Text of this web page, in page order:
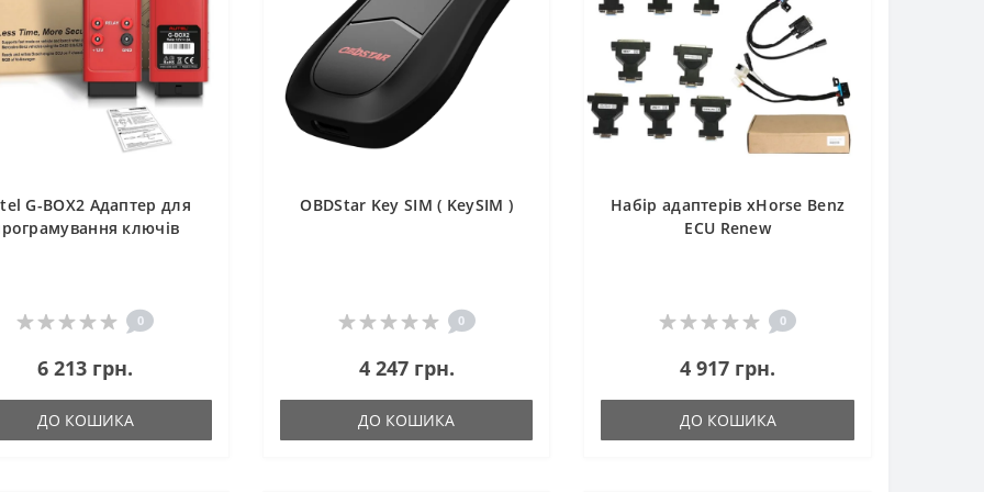
G-BOX2 Адаптер для
ключів
0
6 213 грн.
ДО КОШИКА
OBDStar Key SIM ( KeySIM )
0
4 247 грн.
ДО КОШИКА
Набір адаптерів xHorse Benz
ECU Renew
0
4 917 грн.
ДО КОШИКА